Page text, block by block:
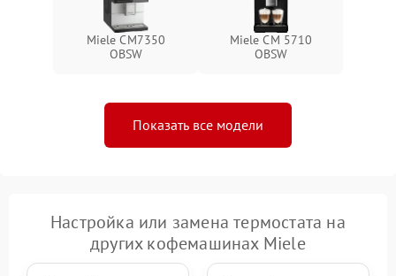
Miele CM7350
OBSW
Miele CM 5710
OBSW
Показать все модели
Настройка или замена термостата на
других кофемашинах Miele